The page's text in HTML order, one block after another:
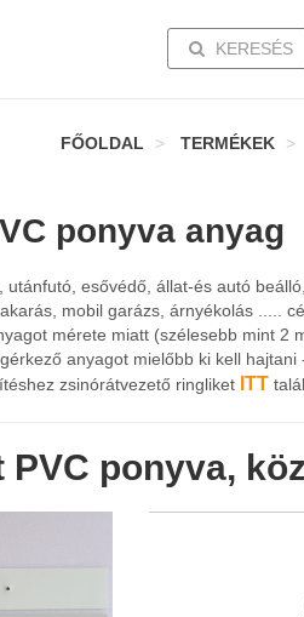
TOGGLE
KERESÉS
FŐOLDAL TERMÉKEK
ponyva anyag
utánfutó, esővédő, állat-és autó
mobil garázs, árnyékolás .....
mérete miatt (szélesebb mint 2
anyagot mielőbb ki kell hajtani
zsinórátvezető ringliket ITT talál.
ponyva,